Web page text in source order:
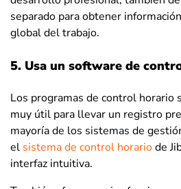
separado para obtener
global del trabajo.
5. Usa un software de
Los programas de control horario
muy útil para llevar un registro
mayoría de los sistemas de
el sistema de control horariode
interfaz intuitiva.